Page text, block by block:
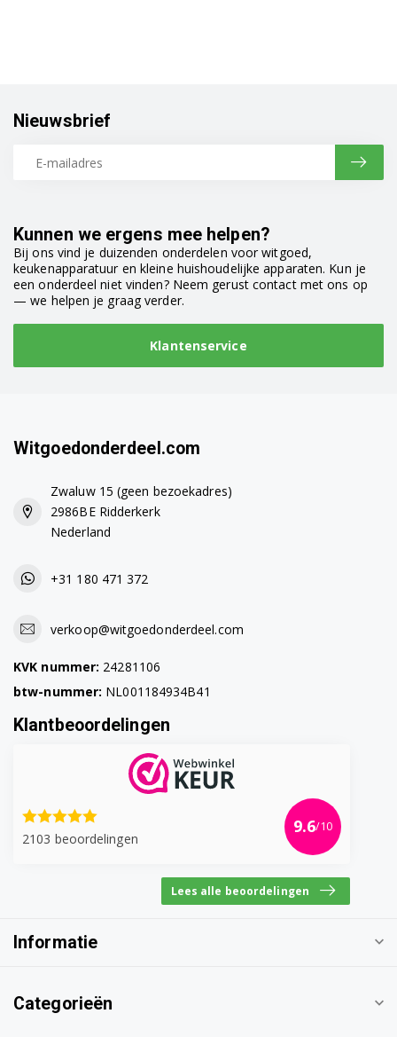
Kunnen we ergens mee helpen?
Bij ons vind je duizenden onderdelen voor witgoed,
keukenapparatuur en kleine huishoudelijke apparaten. Kun je
een onderdeel niet vinden? Neem gerust contact met ons op
— we helpen je graag verder.
Klantenservice
Nieuwsbrief
Witgoedonderdeel.com
Zwaluw 15 (geen bezoekadres)
2986BE Ridderkerk
Nederland
+31 180 471 372
verkoop@witgoedonderdeel.com
KVK nummer: 24281106
btw-nummer: NL001184934B41
Klantbeoordelingen
2103 beoordelingen
9.6/10
Lees alle beoordelingen
Informatie
Categorieën